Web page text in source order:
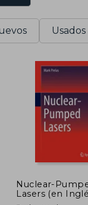
Usados
Nuclear-
Lasers (en